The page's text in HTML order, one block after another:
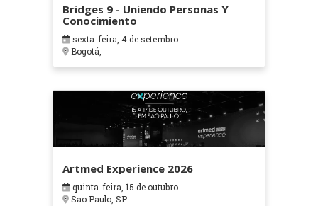
Bridges 9 - Uniendo Personas Y
Conocimiento
sexta-feira, 4 de setembro
Bogotá,
Artmed Experience 2026
quinta-feira, 15 de outubro
Sao Paulo, SP